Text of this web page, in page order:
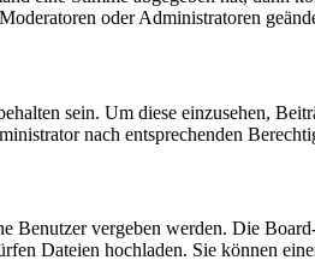
oder Administratoren
sein. Um diese einzusehen,
nach entsprechenden
Benutzer vergeben werden. Die
Dateien hochladen. Sie können